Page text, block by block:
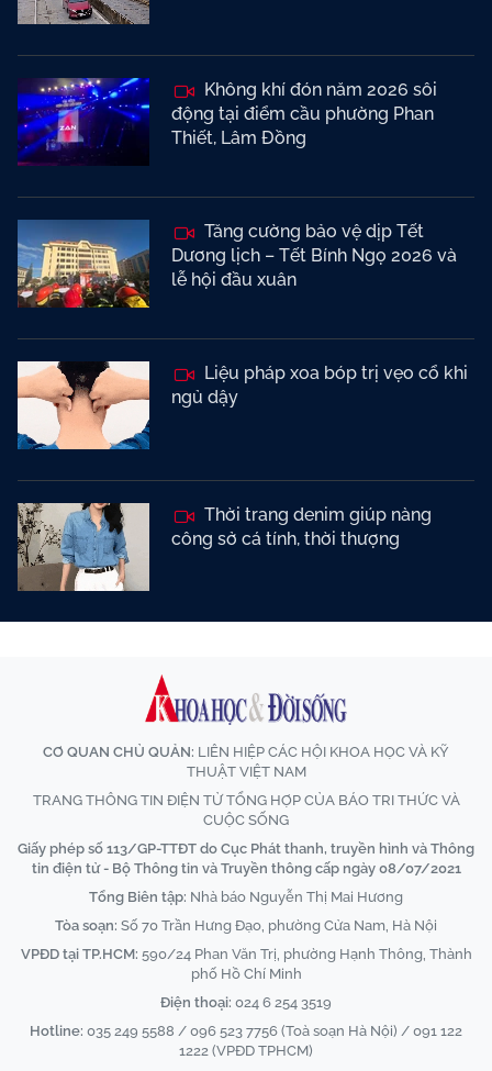
Không khí đón năm 2026 sôi
động tại điểm cầu phường Phan
Thiết, Lâm Đồng
Tăng cường bảo vệ dịp Tết
Dương lịch – Tết Bính Ngọ 2026 và
lễ hội đầu xuân
Liệu pháp xoa bóp trị vẹo cổ khi
ngủ dậy
Thời trang denim giúp nàng
công sở cá tính, thời thượng
CƠ QUAN CHỦ QUẢN: LIÊN HIỆP CÁC HỘI KHOA HỌC VÀ KỸ
THUẬT VIỆT NAM
TRANG THÔNG TIN ĐIỆN TỬ TỔNG HỢP CỦA BÁO TRI THỨC VÀ
CUỘC SỐNG
Giấy phép số 113/GP-TTĐT do Cục Phát thanh, truyền hình và Thông
tin điện tử - Bộ Thông tin và Truyền thông cấp ngày 08/07/2021
Tổng Biên tập: Nhà báo Nguyễn Thị Mai Hương
Tòa soạn: Số 70 Trần Hưng Đạo, phường Cửa Nam, Hà Nội
VPĐD tại TP.HCM: 590/24 Phan Văn Trị, phường Hạnh Thông, Thành
phố Hồ Chí Minh
Điện thoại: 024 6 254 3519
Hotline: 035 249 5588 / 096 523 7756 (Toà soạn Hà Nội) / 091 122
1222 (VPĐD TPHCM)